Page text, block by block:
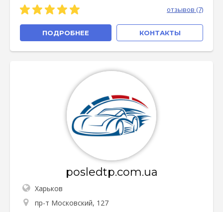
отзывов (7)
ПОДРОБНЕЕ КОНТАКТЫ
posledtp.com.ua
Харьков
пр-т Московский, 127